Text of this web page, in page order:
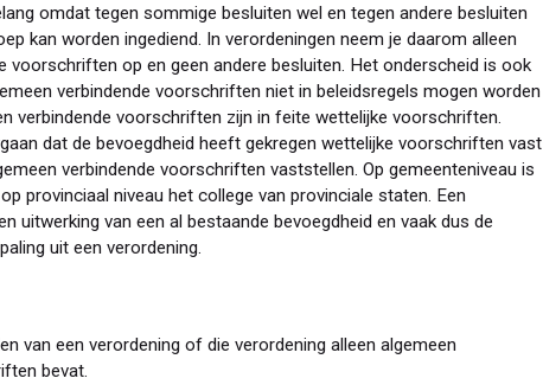
omdat tegen sommige besluiten wel en tegen andere besluiten
kan worden ingediend. In verordeningen neem je daarom alleen
voorschriften op en geen andere besluiten. Het onderscheid is ook
verbindende voorschriften niet in beleidsregels mogen worden
verbindende voorschriften zijn in feite wettelijke voorschriften.
dat de bevoegdheid heeft gekregen wettelijke voorschriften vast
verbindende voorschriften vaststellen. Op gemeenteniveau is
provinciaal niveau het college van provinciale staten. Een
uitwerking van een al bestaande bevoegdheid en vaak dus de
uit een verordening.
van een verordening of die verordening alleen algemeen
bevat.